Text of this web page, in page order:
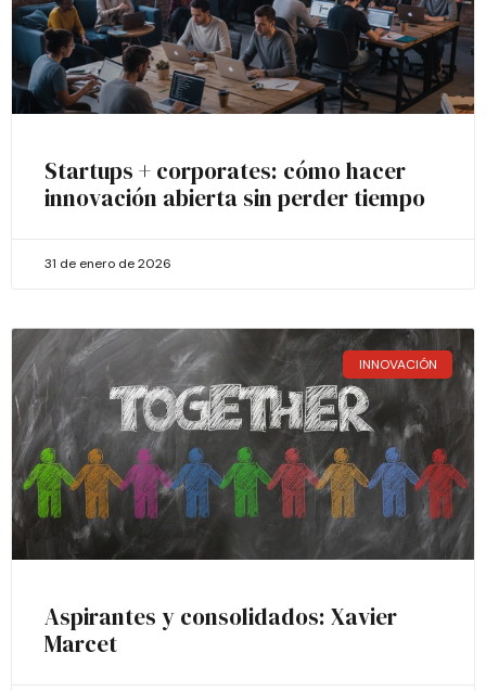
Startups + corporates: cómo hacer
innovación abierta sin perder tiempo
31 de enero de 2026
INNOVACIÓN
Aspirantes y consolidados: Xavier
Marcet